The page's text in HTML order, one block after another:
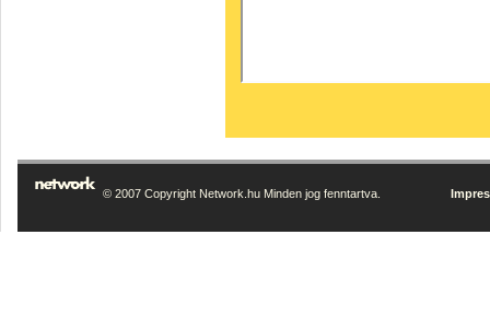
© 2007 Copyright Network.hu Minden jog fenntartva.